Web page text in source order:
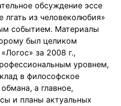
обсуждение эссе
из человеколюбия»
событием. Материалы
был целиком
за 2008 г.,
уровнем,
в философское
а главное,
и планы актуальных